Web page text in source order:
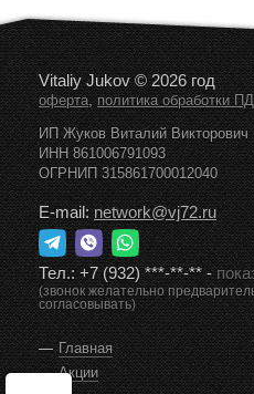
Vitaliy Jukov © 2026 год
оферта ,политика обработки ПД
ИП Жуков Виталий Викторович
ИНН 861006791093
ОГРНИП 315861700012040
E-mail:network@vj72.ru
Тел.:+7 (932) ***-**-**-
(звонок желательно
согласовывать)
Главная